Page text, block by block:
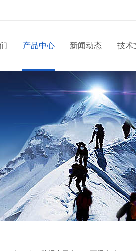
产品中心 新闻动态 技术